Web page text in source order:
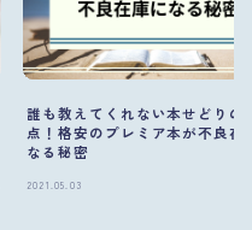
誰も教えてくれない本せどりの
点！格安のプレミア本が不良在
なる秘密
2021.05.03